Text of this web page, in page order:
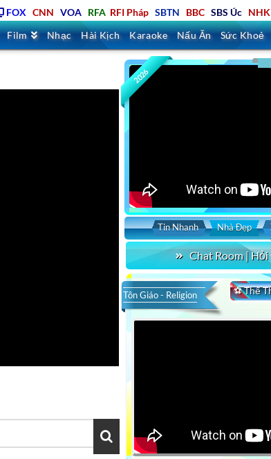
FOX CNN VOA RFA RFI Pháp SBTN BBC SBS Úc NHK
Film Nhạc Hài Kịch Karaoke Nấu Ăn Sức Khoẻ
2026
Tin Nhanh Nhà Đẹp
Chat Room |
⚽ Thể
Tôn Giáo - Religion